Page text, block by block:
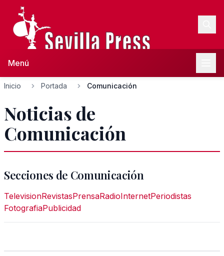
Menú
Inicio Portada Comunicación
Noticias de
Comunicación
Secciones de Comunicación
TelevisionRevistasPrensaRadioInternetPeriodistas
FotografiaPublicidad